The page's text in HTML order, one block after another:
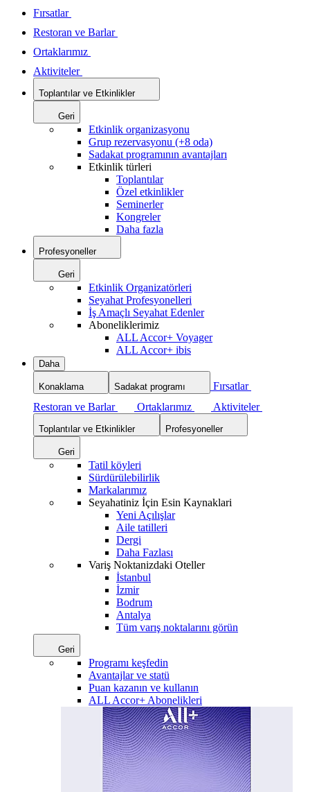
Fırsatlar
Restoran ve Barlar
Ortaklarımız
Aktiviteler
Toplantılar ve Etkinlikler
Geri
Etkinlik organizasyonu
Grup rezervasyonu (+8 oda)
Sadakat programının avantajları
Etkinlik türleri
Toplantılar
Özel etkinlikler
Seminerler
Kongreler
Daha fazla
Profesyoneller
Geri
Etkinlik Organizatörleri
Seyahat Profesyonelleri
İş Amaçlı Seyahat Edenler
Aboneliklerimiz
ALL Accor+ Voyager
ALL Accor+ ibis
Daha
Konaklama Sadakat programı
Fırsatlar
Restoran ve Barlar
Ortaklarımız Aktiviteler
Toplantılar ve Etkinlikler Profesyoneller
Geri
Tatil köyleri
Sürdürülebilirlik
Markalarımız
Seyahatiniz İçin Esin Kaynaklari
Yeni Açılışlar
Aile tatilleri
Dergi
Daha Fazlası
Variş Noktanizdaki Oteller
İstanbul
İzmir
Bodrum
Antalya
Tüm varış noktalarını görün
Geri
Programı keşfedin
Avantajlar ve statü
Puan kazanın ve kullanın
ALL Accor+ Abonelikleri